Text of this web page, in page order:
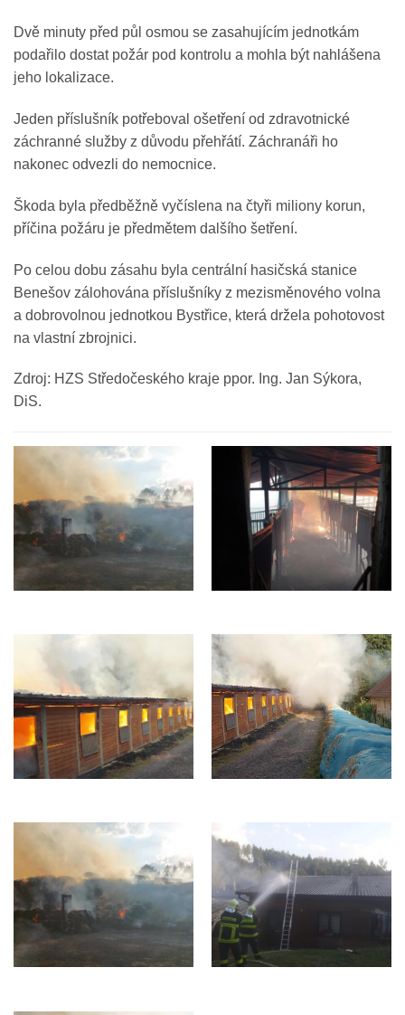
Dvě minuty před půl osmou se zasahujícím jednotkám
podařilo dostat požár pod kontrolu a mohla být nahlášena
jeho lokalizace.
Jeden příslušník potřeboval ošetření od zdravotnické
záchranné služby z důvodu přehřátí. Záchranáři ho
nakonec odvezli do nemocnice.
Škoda byla předběžně vyčíslena na čtyři miliony korun,
příčina požáru je předmětem dalšího šetření.
Po celou dobu zásahu byla centrální hasičská stanice
Benešov zálohována příslušníky z mezisměnového volna
a dobrovolnou jednotkou Bystřice, která držela pohotovost
na vlastní zbrojnici.
Zdroj: HZS Středočeského kraje ppor. Ing. Jan Sýkora,
DiS.